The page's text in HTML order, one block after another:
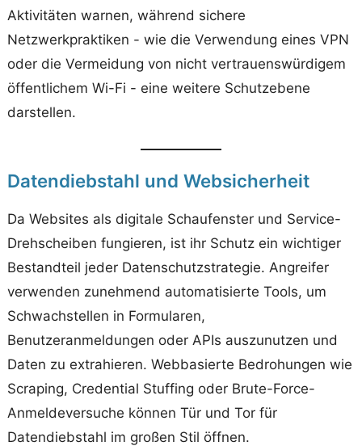
Aktivitäten warnen, während sichere
Netzwerkpraktiken - wie die Verwendung eines VPN
oder die Vermeidung von nicht vertrauenswürdigem
öffentlichem Wi-Fi - eine weitere Schutzebene
darstellen.
Datendiebstahl und Websicherheit
Da Websites als digitale Schaufenster und Service-
Drehscheiben fungieren, ist ihr Schutz ein wichtiger
Bestandteil jeder Datenschutzstrategie. Angreifer
verwenden zunehmend automatisierte Tools, um
Schwachstellen in Formularen,
Benutzeranmeldungen oder APIs auszunutzen und
Daten zu extrahieren. Webbasierte Bedrohungen wie
Scraping, Credential Stuffing oder Brute-Force-
Anmeldeversuche können Tür und Tor für
Datendiebstahl im großen Stil öffnen.